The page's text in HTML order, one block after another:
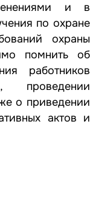
и в
по охране
охраны
помнить об
работников
проведении
о приведении
актов и